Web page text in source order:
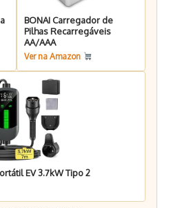
BONAI Carregador de
Pilhas Recarregáveis
AA/AAA
Ver na Amazon
EV 3.7kW Tipo 2